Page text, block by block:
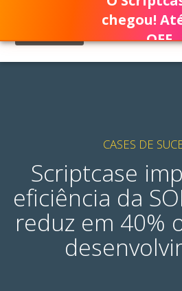
CASES DE
Scriptcase
eficiência da
reduz em 40%
chegou!
OFF